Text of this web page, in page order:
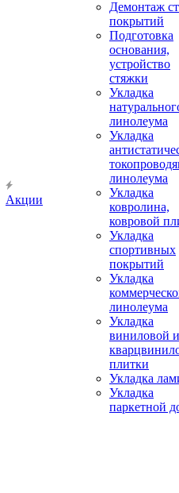
Акции
Демонтаж
покрытий
Подготовка
основания,
устройство
стяжки
Укладка
линолеума
Укладка
линолеума
Укладка
ковролина,
ковровой
Укладка
спортивных
покрытий
Укладка
линолеума
Укладка
виниловой и
плитки
Укладка
Укладка
паркетной